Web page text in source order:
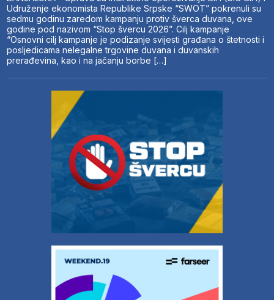
Udruženje ekonomista Republike Srpske “SWOT” pokrenuli su
sedmu godinu zaredom kampanju protiv šverca duvana, ove
godine pod nazivom “Stop švercu 2026”. Cilj kampanje
“Osnovni cilj kampanje je podizanje svijesti građana o štetnosti i
posljedicama nelegalne trgovine duvana i duvanskih
prerađevina, kao i na jačanju borbe […]